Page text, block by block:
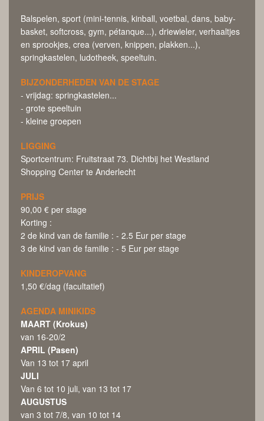
Balspelen, sport (mini-tennis, kinball, voetbal, dans, baby-
basket, softcross, gym, pétanque...), driewieler, verhaaltjes
en sprookjes, crea (verven, knippen, plakken...),
springkastelen, ludotheek, speeltuin.
BIJZONDERHEDEN VAN DE STAGE
- vrijdag: springkastelen...
- grote speeltuin
- kleine groepen
LIGGING
Sportcentrum: Fruitstraat 73. Dichtbij het Westland
Shopping Center te Anderlecht
PRIJS
90,00 € per stage
Korting :
2 de kind van de familie : - 2.5 Eur per stage
3 de kind van de familie : - 5 Eur per stage
KINDEROPVANG
1,50 €/dag (facultatief)
AGENDA MINIKIDS
MAART (Krokus)
van 16-20/2
APRIL (Pasen)
Van 13 tot 17 april
JULI
Van 6 tot 10 juli, van 13 tot 17
AUGUSTUS
van 3 tot 7/8, van 10 tot 14